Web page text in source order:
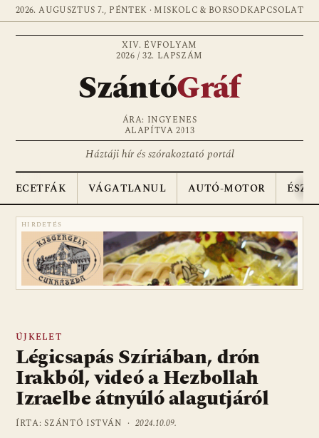
2026. AUGUSZTUS 7., PÉNTEK · MISKOLC & BORSODKAPCSOLAT
XIV. ÉVFOLYAM
2026 / 32. LAPSZÁM
SzántóGráf
ÁRA: INGYENES
ALAPÍTVA 2013
Háztáji hír és szórakoztató portál
ECETFÁK VÁGATLANUL AUTÓ-MOTOR
HIRDETÉS
ÚJKELET
Légicsapás Szíriában, drón
Irakból, videó a Hezbollah
Izraelbe átnyúló alagutjáról
ÍRTA: SZÁNTÓ ISTVÁN ·2024.10.09.